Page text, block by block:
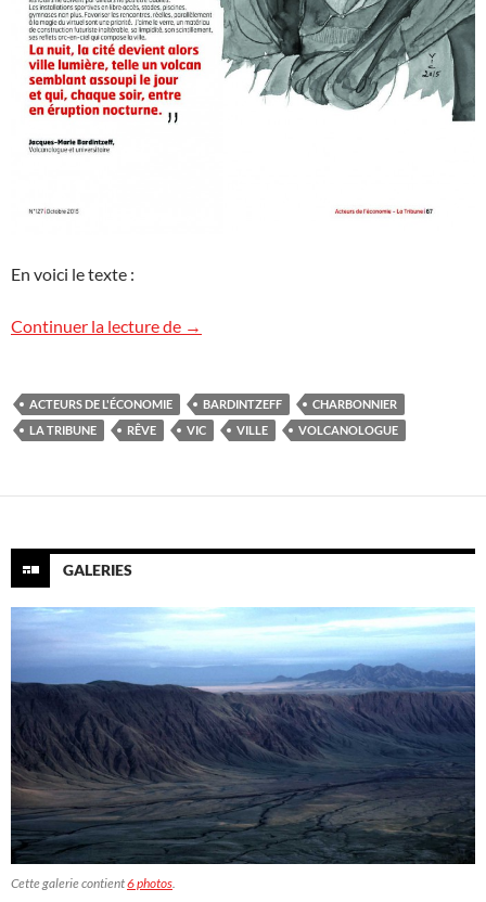
En voici le texte :
Continuer la lecture de La ville de mes rêves
→
ACTEURS DE L'ÉCONOMIE BARDINTZEFF
CHARBONNIER
LA TRIBUNE
RÊVE VIC VILLE VOLCANOLOGUE
GALERIES
Cette galerie contient6 photos.